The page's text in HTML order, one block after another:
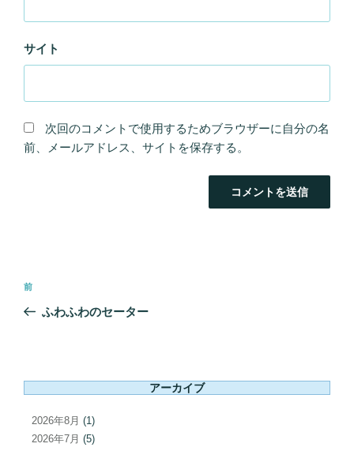
サイト
次回のコメントで使用するためブラウザーに自分の名
前、メールアドレス、サイトを保存する。
稿
ナ
ー
シ
ョ
ン
前
の
前
ふわふわのセーター
アーカイブ
2026年8月 (1)
2026年7月 (5)